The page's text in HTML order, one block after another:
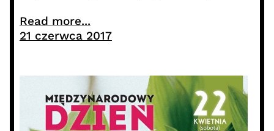
Read more...
21 czerwca 2017